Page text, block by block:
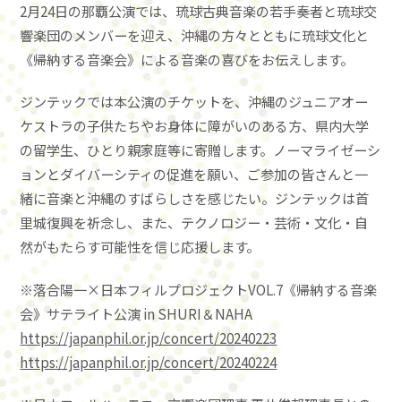
2月24日の那覇公演では、琉球古典音楽の若手奏者と琉球交
響楽団のメンバーを迎え、沖縄の方々とともに琉球文化と
《帰納する音楽会》による音楽の喜びをお伝えします。
ジンテックでは本公演のチケットを、沖縄のジュニアオー
ケストラの子供たちやお身体に障がいのある方、県内大学
の留学生、ひとり親家庭等に寄贈します。ノーマライゼーシ
ョンとダイバーシティの促進を願い、ご参加の皆さんと一
緒に音楽と沖縄のすばらしさを感じたい。ジンテックは首
里城復興を祈念し、また、テクノロジー・芸術・文化・自
然がもたらす可能性を信じ応援します。
※落合陽一×日本フィルプロジェクトVOL.7《帰納する音楽
会》サテライト公演 in SHURI＆NAHA
https://japanphil.or.jp/concert/20240223
https://japanphil.or.jp/concert/20240224